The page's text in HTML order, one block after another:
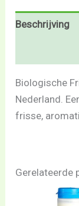
Beschrijving
Biologische
Nederland.
frisse,
Gerelateerde